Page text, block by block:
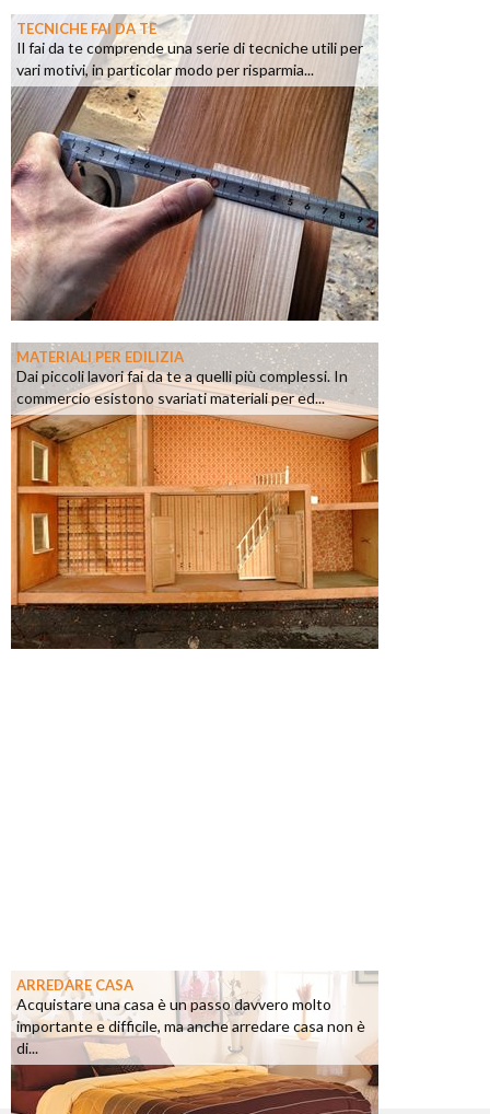
TECNICHE FAI DA TE
Il fai da te comprende una serie di tecniche utili per
vari motivi, in particolar modo per risparmia...
MATERIALI PER EDILIZIA
Dai piccoli lavori fai da te a quelli più complessi. In
commercio esistono svariati materiali per ed...
ARREDARE CASA
Acquistare una casa è un passo davvero molto
importante e difficile, ma anche arredare casa non è
di...